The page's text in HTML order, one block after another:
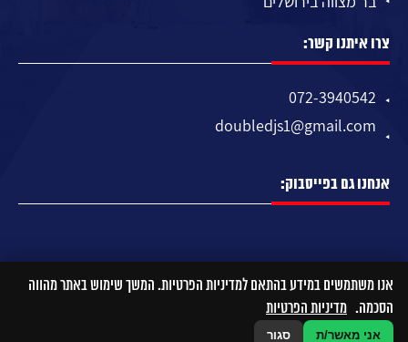
צרו איתנו קשר:
072-3940542
doubledjs1@gmail.com
אנחנו גם בפייסבוק:
אנו משתמשים במידע בהתאם למדיניות הפרטיות. המשך שימוש באתר מהווה
הסכמה. מדיניות הפרטיות
אני מאשר/ת סגור